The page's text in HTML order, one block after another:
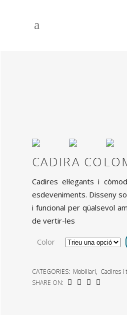
CADIRA
Cadires el·legants i
esdeveniments. Disseny
i funcional per qüalsevol
de vertir-les
Color
CATEGORIES: Mobiliari, Cadires i
SHARE ON: